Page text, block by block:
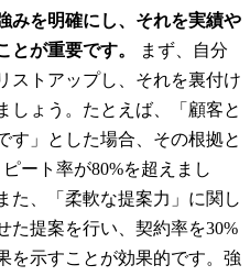
みを明確にし、それを実績や
とが重要です。
まず、自分
ストアップし、それを裏付け
しょう。たとえば、「顧客と
す」とした場合、その根拠と
ート率が80%を超えまし
た、「柔軟な提案力」に関し
た提案を行い、契約率を30%
を示すことが効果的です。強